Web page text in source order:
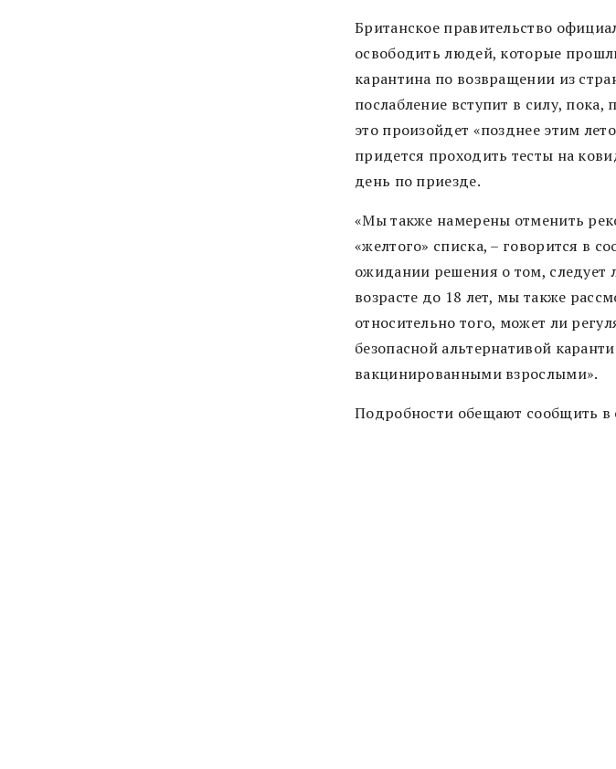
Британское правительство
освободить людей, которые
карантина по возвращении из
послабление вступит в силу, пока,
это произойдет «позднее этим
придется проходить тесты на
день по приезде.
«Мы также намерены отменить
«желтого» списка, – говорится в
ожидании решения о том, следует
возрасте до 18 лет, мы также
относительно того, может ли
безопасной альтернативой
вакцинированными взрослыми».
Подробности обещают сообщить